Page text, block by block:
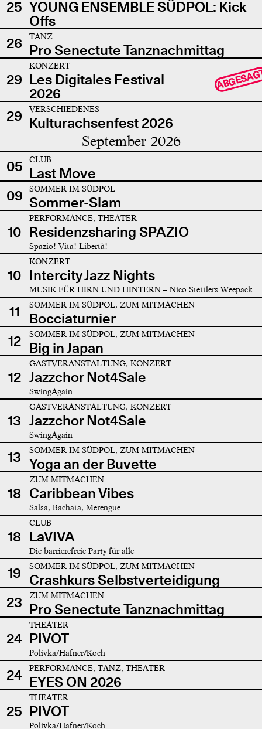
25 YOUNG ENSEMBLE SÜDPOL: Kick
Offs
26
TANZ
Pro Senectute Tanznachmittag
29
KONZERT
Les Digitales Festival
2026
29 VERSCHIEDENES
Kulturachsenfest 2026
September 2026
05 CLUB
Last Move
09
SOMMER IM SÜDPOL
Sommer-Slam
10
PERFORMANCE, THEATER
Residenzsharing SPAZIO
Spazio! Vita! Libertà!
10
KONZERT
Intercity Jazz Nights
MUSIK FÜR HIRN UND HINTERN – Nico Stettlers Weepack
11 SOMMER IM SÜDPOL, ZUM MITMACHEN
Bocciaturnier
12
SOMMER IM SÜDPOL, ZUM MITMACHEN
Big in Japan
12
GASTVERANSTALTUNG, KONZERT
Jazzchor Not4Sale
SwingAgain
13
GASTVERANSTALTUNG, KONZERT
Jazzchor Not4Sale
SwingAgain
13 SOMMER IM SÜDPOL, ZUM MITMACHEN
Yoga an der Buvette
18
ZUM MITMACHEN
Caribbean Vibes
Salsa, Bachata, Merengue
18
CLUB
LaVIVA
Die barrierefreie Party für alle
19 SOMMER IM SÜDPOL, ZUM MITMACHEN
Crashkurs Selbstverteidigung
23
ZUM MITMACHEN
Pro Senectute Tanznachmittag
24
THEATER
PIVOT
Polivka/Hafner/Koch
24 PERFORMANCE, TANZ, THEATER
EYES ON 2026
25
THEATER
PIVOT
Polivka/Hafner/Koch